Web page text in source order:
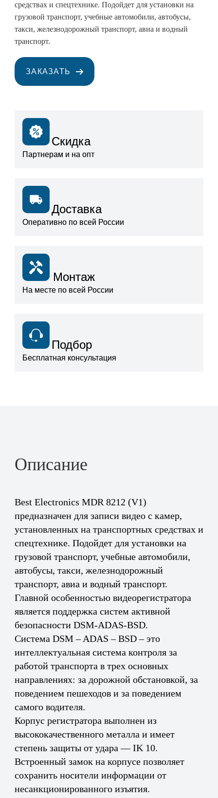
средствах и спецтехнике. Подойдет для установки на
грузовой транспорт, учебные автомобили, автобусы,
такси, железнодорожный транспорт, авиа и водный
транспорт.
ЗАКАЗАТЬ
Скидка
Партнерам и на опт
Доставка
Оперативно по всей России
Монтаж
На месте по всей России
Подбор
Бесплатная консультация
Описание
Best Electronics MDR 8212 (V1)
предназначен для записи видео с камер,
установленных на транспортных средствах и
спецтехнике. Подойдет для установки на
грузовой транспорт, учебные автомобили,
автобусы, такси, железнодорожный
транспорт, авиа и водный транспорт.
Главной особенностью видеорегистратора
является поддержка систем активной
безопасности DSM-ADAS-BSD.
Система DSM – ADAS – BSD – это
интеллектуальная система контроля за
работой транспорта в трех основных
направлениях: за дорожной обстановкой, за
поведением пешеходов и за поведением
самого водителя.
Корпус регистратора выполнен из
высококачественного металла и имеет
степень защиты от удара — IK 10.
Встроенный замок на корпусе позволяет
сохранить носители информации от
несанкционированного изъятия.